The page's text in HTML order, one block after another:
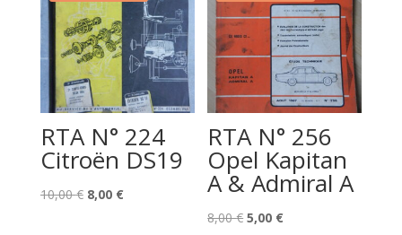
RTA N° 224
Citroën DS19
10,00€ Le
8,00 €Le
RTA N° 256
Opel Kapitan
A & Admiral A
8,00€ Le
5,00 €Le